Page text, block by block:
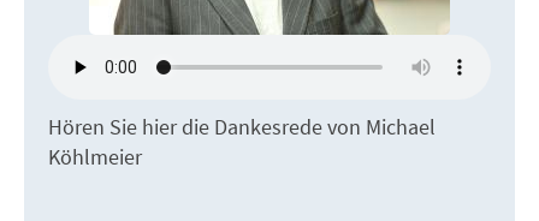
Hören Sie hier die Dankesrede von Michael
Köhlmeier